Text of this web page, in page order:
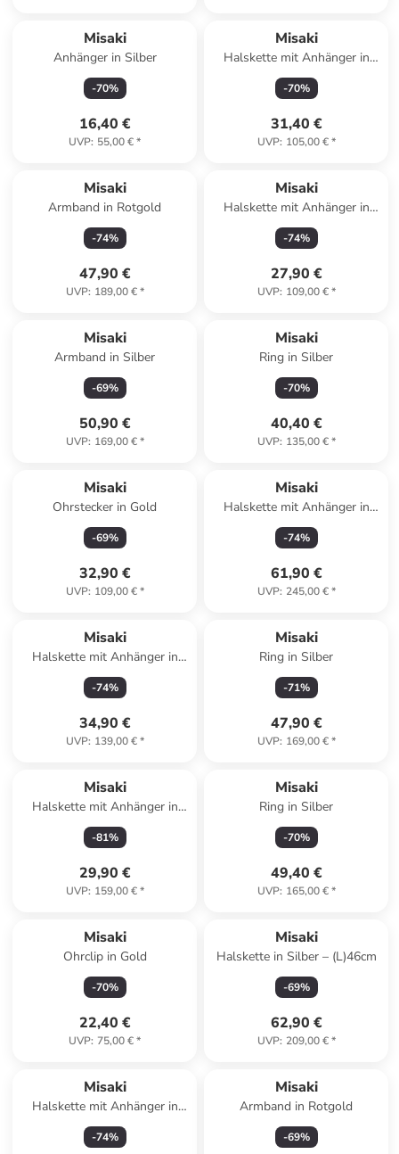
Misaki
Anhänger in Silber
-70%
16,40 €
UVP: 55,00 €*
Misaki
Halskette mit Anhänger in
Silber – (L)72cm
-70%
31,40 €
UVP: 105,00 €*
Misaki
Armband in Rotgold
-74%
47,90 €
UVP: 189,00 €*
Misaki
Halskette mit Anhänger in
Silber – (L)60cm
-74%
27,90 €
UVP: 109,00 €*
Misaki
Armband in Silber
-69%
50,90 €
UVP: 169,00 €*
Misaki
Ring in Silber
-70%
40,40 €
UVP: 135,00 €*
Misaki
Ohrstecker in Gold
-69%
32,90 €
UVP: 109,00 €*
Misaki
Halskette mit Anhänger in
Silber – (L)80cm
-74%
61,90 €
UVP: 245,00 €*
Misaki
Halskette mit Anhänger in
Silber – (L)45cm
-74%
34,90 €
UVP: 139,00 €*
Misaki
Ring in Silber
-71%
47,90 €
UVP: 169,00 €*
Misaki
Halskette mit Anhänger in
Silber – (L)80cm
-81%
29,90 €
UVP: 159,00 €*
Misaki
Ring in Silber
-70%
49,40 €
UVP: 165,00 €*
Misaki
Ohrclip in Gold
-70%
22,40 €
UVP: 75,00 €*
Misaki
Halskette in Silber – (L)46cm
-69%
62,90 €
UVP: 209,00 €*
Misaki
Halskette mit Anhänger in
Silber – (L)49cm
-74%
Misaki
Armband in Rotgold
-69%